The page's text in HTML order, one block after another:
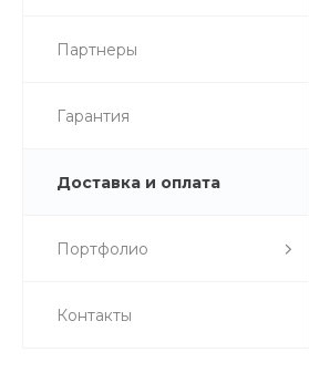
Партнеры
Гарантия
Доставка и оплата
Портфолио
Контакты